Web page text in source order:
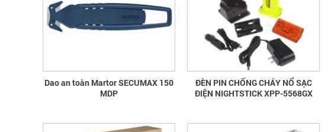
Dao an toàn Martor SECUMAX 150
MDP
ĐÈN PIN CHỐNG CHÁY NỔ SẠC
ĐIỆN NIGHTSTICK XPP-5568GX